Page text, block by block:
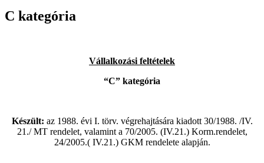
C kategória
Vállalkozási feltételek
“C” kategória
Készült: az 1988. évi I. törv. végrehajtására kiadott 30/1988. /IV.
21./ MT rendelet, valamint a 70/2005. (IV.21.) Korm.rendelet,
24/2005.( IV.21.) GKM rendelete alapján.